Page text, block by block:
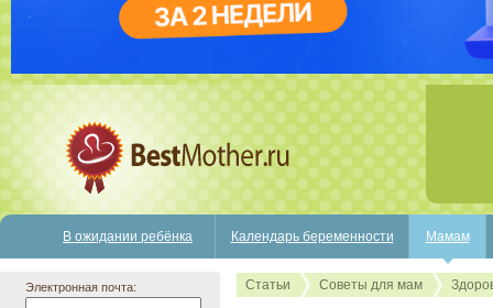
В ожидании ребёнка Календарь беременности Мамам
Электронная почта: Статьи Советы для мам